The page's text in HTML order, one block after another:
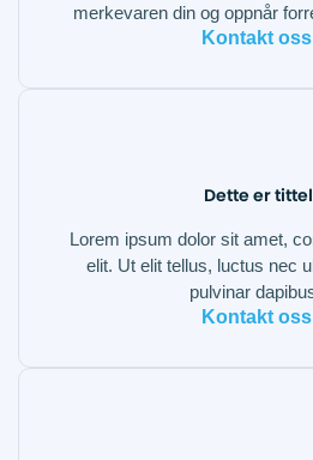
merkevaren din og oppnår
Kontakt oss
Dette er
Lorem ipsum dolor sit amet,
elit. Ut elit tellus, luctus nec
pulvinar
Kontakt oss